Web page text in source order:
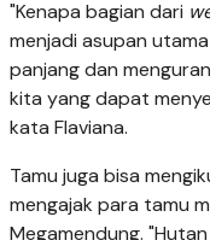
"Kenapa bagian dari
menjadi asupan
panjang dan
kita yang dapat
kata Flaviana.
Tamu juga bisa
mengajak para tamu
Megamendung.